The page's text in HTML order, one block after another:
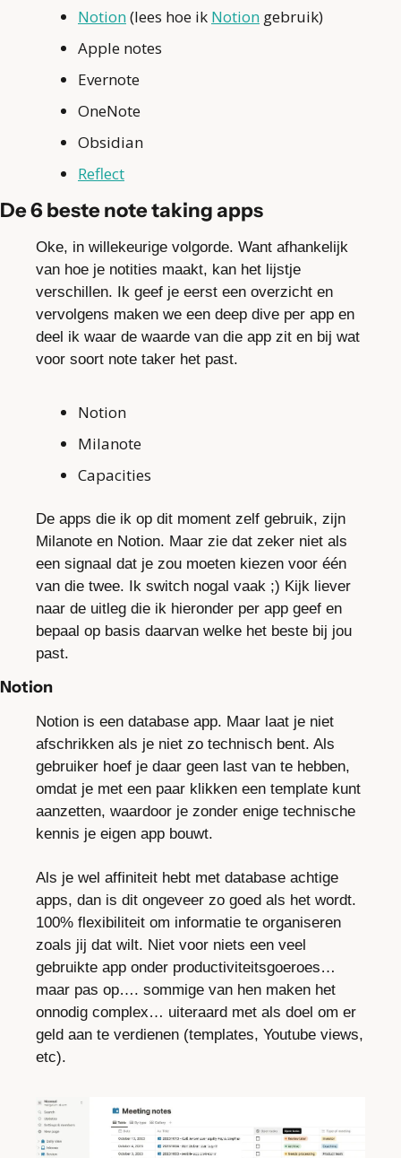
Notion (lees hoe ik Notion gebruik)
Apple notes
Evernote
OneNote
Obsidian
Reflect
De 6 beste note taking apps
Oke, in willekeurige volgorde. Want afhankelijk
van hoe je notities maakt, kan het lijstje
verschillen. Ik geef je eerst een overzicht en
vervolgens maken we een deep dive per app en
deel ik waar de waarde van die app zit en bij wat
voor soort note taker het past.
Notion
Milanote
Capacities
De apps die ik op dit moment zelf gebruik, zijn
Milanote en Notion. Maar zie dat zeker niet als
een signaal dat je zou moeten kiezen voor één
van die twee. Ik switch nogal vaak ;) Kijk liever
naar de uitleg die ik hieronder per app geef en
bepaal op basis daarvan welke het beste bij jou
past.
Notion
Notion is een database app. Maar laat je niet
afschrikken als je niet zo technisch bent. Als
gebruiker hoef je daar geen last van te hebben,
omdat je met een paar klikken een template kunt
aanzetten, waardoor je zonder enige technische
kennis je eigen app bouwt.
Als je wel affiniteit hebt met database achtige
apps, dan is dit ongeveer zo goed als het wordt.
100% flexibiliteit om informatie te organiseren
zoals jij dat wilt. Niet voor niets een veel
gebruikte app onder productiviteitsgoeroes…
maar pas op…. sommige van hen maken het
onnodig complex… uiteraard met als doel om er
geld aan te verdienen (templates, Youtube views,
etc).